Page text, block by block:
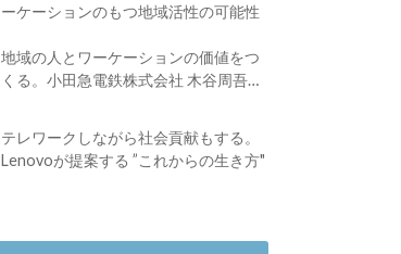
ーケーションのもつ地域活性の可能性
地域の人とワーケーションの価値をつ
くる。小田急電鉄株式会社 木谷周吾さ
テレワークしながら社会貢献もする。
Lenovoが提案する ”これからの生き方"